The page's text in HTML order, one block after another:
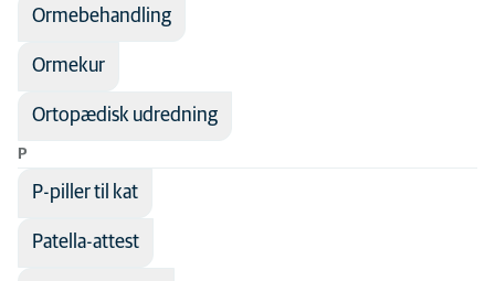
Ormebehandling
Ormekur
Ortopædisk udredning
P
P-piller til kat
Patella-attest